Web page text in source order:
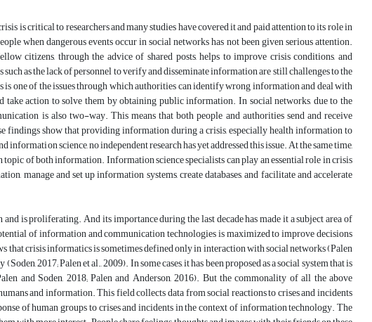
is critical to researchers and many studies have covered it and paid attention to its role in
when dangerous events occur in social networks has not been given serious attention.
citizens, through the advice of shared posts, helps to improve crisis conditions, and
as the lack of personnel to verify and disseminate information are still challenges to the
one of the issues through which authorities can identify wrong information and deal with
action to solve them by obtaining public information. In social networks, due to the
is also two-way. This means that both people and authorities send and receive
show that providing information during a crisis, especially health information to
science, no independent research has yet addressed this issue. At the same time,
of both information. Information science specialists can play an essential role in crisis
manage and set up information systems, create databases, and facilitate and accelerate
is proliferating. And its importance during the last decade has made it a subject area of
of information and communication technologies is maximized to improve decisions
that crisis informatics is sometimes defined only in interaction with social networks (Palen
2017; Palen et al., 2009). In some cases, it has been proposed as a social system that is
and Soden, 2018; Palen and Anderson, 2016). But the commonality of all the above
and information. This field collects data from social reactions to crises and incidents
of human groups to crises and incidents in the context of information technology. The